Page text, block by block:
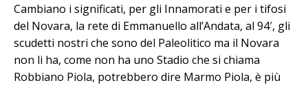
Cambiano i significati, per gli Innamorati e per i tifosi
del Novara, la rete di Emmanuello all’Andata, al 94′, gli
scudetti nostri che sono del Paleolitico ma il Novara
non li ha, come non ha uno Stadio che si chiama
Robbiano Piola, potrebbero dire Marmo Piola, è più